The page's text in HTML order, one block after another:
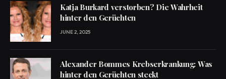
Katja Burkard verstorben? Die Wahrheit
hinter den Gerüchten
JUNE 2, 2025
Alexander Bommes Krebserkrankung: Was
hinter den Gerüchten steckt